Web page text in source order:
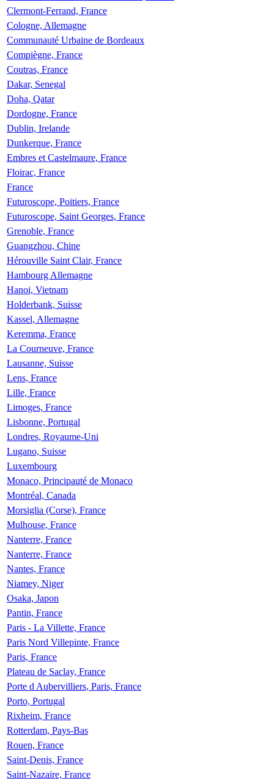
Clermont-Ferrand, France
Cologne, Allemagne
Communauté Urbaine de Bordeaux
Compiègne, France
Coutras, France
Dakar, Senegal
Doha, Qatar
Dordogne, France
Dublin, Irelande
Dunkerque, France
Embres et Castelmaure, France
Floirac, France
France
Futuroscope, Poitiers, France
Futuroscope, Saint Georges, France
Grenoble, France
Guangzhou, Chine
Hérouville Saint Clair, France
Hambourg Allemagne
Hanoi, Vietnam
Holderbank, Suisse
Kassel, Allemagne
Keremma, France
La Courneuve, France
Lausanne, Suisse
Lens, France
Lille, France
Limoges, France
Lisbonne, Portugal
Londres, Royaume-Uni
Lugano, Suisse
Luxembourg
Monaco, Principauté de Monaco
Montréal, Canada
Morsiglia (Corse), France
Mulhouse, France
Nanterre, France
Nanterre, France
Nantes, France
Niamey, Niger
Osaka, Japon
Pantin, France
Paris - La Villette, France
Paris Nord Villepinte, France
Paris, France
Plateau de Saclay, France
Porte d Aubervilliers, Paris, France
Porto, Portugal
Rixheim, France
Rotterdam, Pays-Bas
Rouen, France
Saint-Denis, France
Saint-Nazaire, France